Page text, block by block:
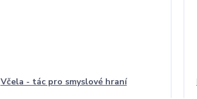
Včela - tác pro smyslové hraní